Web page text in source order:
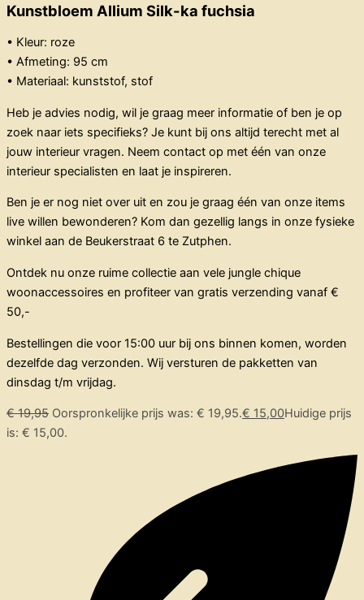
Kunstbloem Allium Silk-ka fuchsia
• Kleur: roze
• Afmeting: 95 cm
• Materiaal: kunststof, stof
Heb je advies nodig, wil je graag meer informatie of ben je op
zoek naar iets specifieks? Je kunt bij ons altijd terecht met al
jouw interieur vragen. Neem contact op met één van onze
interieur specialisten en laat je inspireren.
Ben je er nog niet over uit en zou je graag één van onze items
live willen bewonderen? Kom dan gezellig langs in onze fysieke
winkel aan de Beukerstraat 6 te Zutphen.
Ontdek nu onze ruime collectie aan vele jungle chique
woonaccessoires en profiteer van gratis verzending vanaf €
50,-
Bestellingen die voor 15:00 uur bij ons binnen komen, worden
dezelfde dag verzonden. Wij versturen de pakketten van
dinsdag t/m vrijdag.
€19,95 Oorspronkelijke prijs was: € 19,95.€ 15,00Huidige prijs
is: € 15,00.